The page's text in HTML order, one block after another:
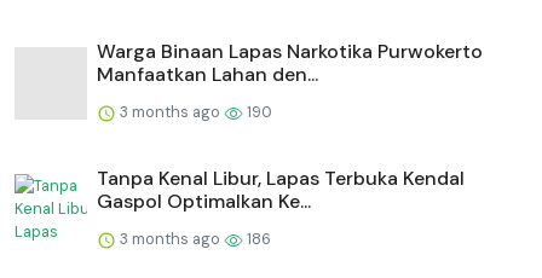
Warga Binaan Lapas Narkotika Purwokerto
Manfaatkan Lahan den...
3 months ago 190
Tanpa Kenal Libur, Lapas Terbuka Kendal
Gaspol Optimalkan Ke...
3 months ago 186